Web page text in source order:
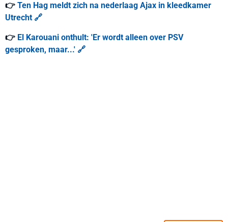
👉 Ten Hag meldt zich na nederlaag Ajax in kleedkamer
Utrecht 🔗
👉 El Karouani onthult: 'Er wordt alleen over PSV
gesproken, maar...' 🔗